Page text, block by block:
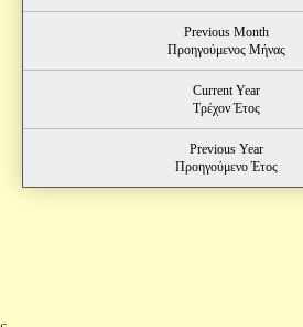
Previous Month
Προηγούμενος Μήνας
Current Year
Τρέχον Έτος
Previous Year
Προηγούμενο Έτος